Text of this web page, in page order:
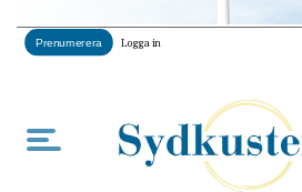
Prenumerera Logga in